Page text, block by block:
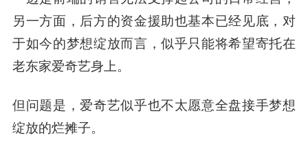
另一方面，后方的资金援助也基本已经见底，对
于如今的梦想绽放而言，似乎只能将希望寄托在
老东家爱奇艺身上。
但问题是，爱奇艺似乎也不太愿意全盘接手梦想
绽放的烂摊子。